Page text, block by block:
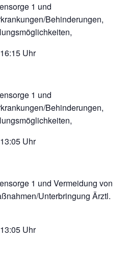
1 und
Behinderungen,
Uhr
1 und
Behinderungen,
Uhr
1 und Vermeidung von
Unterbringung Ärztl.
Uhr